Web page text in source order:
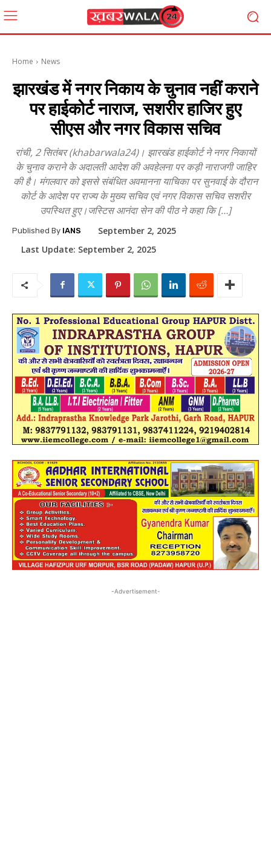
Home News
झारखंड में नगर निकाय के चुनाव नहीं कराने
पर हाईकोर्ट नाराज, सशरीर हाजिर हुए
सीएस और नगर विकास सचिव
रांची, 2 सितंबर (khabarwala24)। झारखंड हाईकोर्ट ने नगर निकायों
के चुनाव कराने के अदालती आदेश की अवहेलना पर कड़ी नाराजगी जाहिर
की है। मंगलवार को इससे संबंधित अवमानना याचिका पर सुनवाई के दौरान
कोर्ट के आदेश पर राज्य के मुख्य सचिव एवं नगर विकास सचिव सशरीर
उपस्थित हुए।जस्टिस आनंदा सेन की पीठ ने कहा कि […]
Published By IANS
September 2, 2025
Last Update: September 2, 2025
-Advertisement-